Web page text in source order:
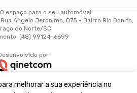
espaço para o seu automóvel!
Angelo Jeronimo, 075 - Bairro Rio Bonito,
do Norte/SC
(48) 99124-6699
por
melhorar a sua experiência no